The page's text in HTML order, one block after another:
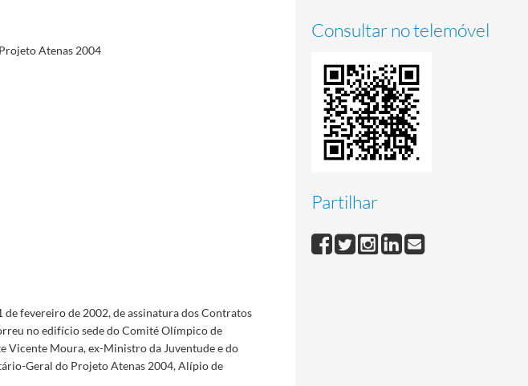
Consultar no telemóvel
Partilhar
Atenas 2004
fevereiro de 2002, de assinatura dos Contratos
no edifício sede do Comité Olímpico de
Vicente Moura, ex-Ministro da Juventude e do
Geral do Projeto Atenas 2004, Alípio de